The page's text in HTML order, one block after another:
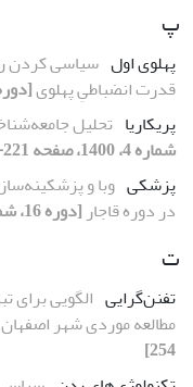
پ
پهلوی اول سیاسی کردن
قدرت انضباطیِ پهلوی[دوره 16، شماره 4، 1400،
پریکاریا تحلیل
شماره 4، 1400، صفحه 221-252]
پزشکی وبا و
در دوره قاجار [دوره 16، شماره 2، 1400، صفحه 7-42]
ت
تفنن‌گرایی الگویی برای
مطالعه موردی شهر اصفهان
254]